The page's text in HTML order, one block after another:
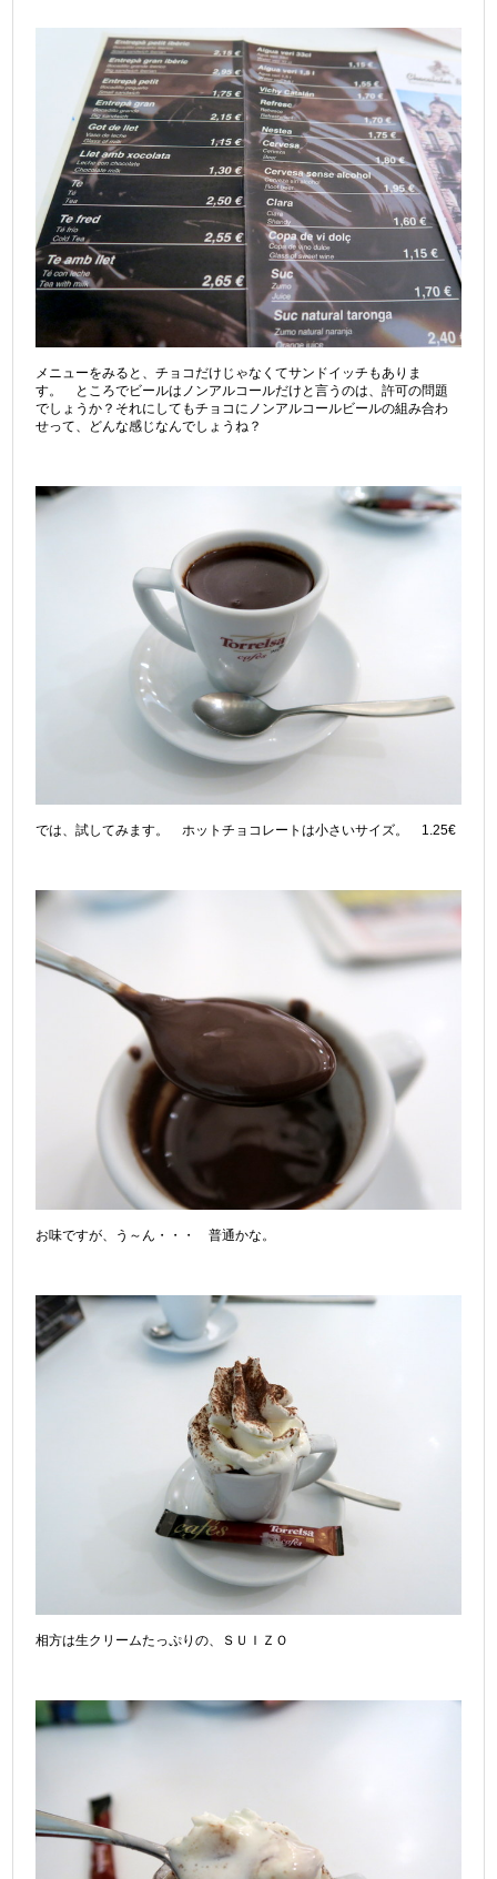
メニューをみると、チョコだけじゃなくてサンドイッチもありま
す。 ところでビールはノンアルコールだけと言うのは、許可の問題
でしょうか？それにしてもチョコにノンアルコールビールの組み合わ
せって、どんな感じなんでしょうね？
では、試してみます。 ホットチョコレートは小さいサイズ。 1.25€
お味ですが、う～ん・・・ 普通かな。
相方は生クリームたっぷりの、ＳＵＩＺＯ